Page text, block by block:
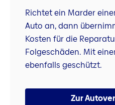
Richtet ein Marder
Auto an, dann
Kosten für die
Folgeschäden. Mit
ebenfalls geschützt.
Zur